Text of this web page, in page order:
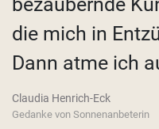
die mich in
Dann atme ich
Claudia Henrich-Eck
Gedanke von Sonnenanbeterin